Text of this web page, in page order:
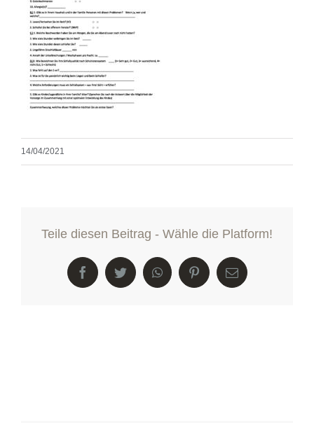
14/04/2021
Teile diesen Beitrag - Wähle die Platform!
FacebookTwitterWhatsAppPinterest
E-
Mail